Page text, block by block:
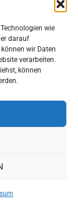
wie
darauf
wir Daten
verarbeiten.
können